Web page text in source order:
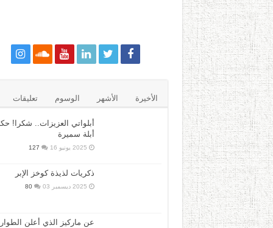
الأخيرة الأشهر الوسوم تعليقات
أبلواتي العزيزات.. شكرا!
أبلة سميرة
2025 يونيو 16 127
ذكريات لذيذة كوخز الإبر
2025 ديسمبر 03 80
عن ماركيز الذي أعلن